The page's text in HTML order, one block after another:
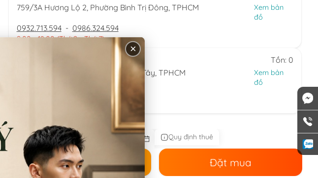
759/3A Hương Lộ 2, Phường Bình Trị Đông, TPHCM
Xem bản
đồ
0932.713.594 - 0986.324.594
9:00 - 18:00 (Thứ 2 - Thứ 7)
Tồn: 0
58/6 Tân Cảng, Phường Thạnh Mỹ Tây, TPHCM
Xem bản
đồ
086.8644.086
9:00 - 18:00 (Thứ 2 - Chủ nhật)
Quy định thuê
Đặt thuê Đặt mua
×